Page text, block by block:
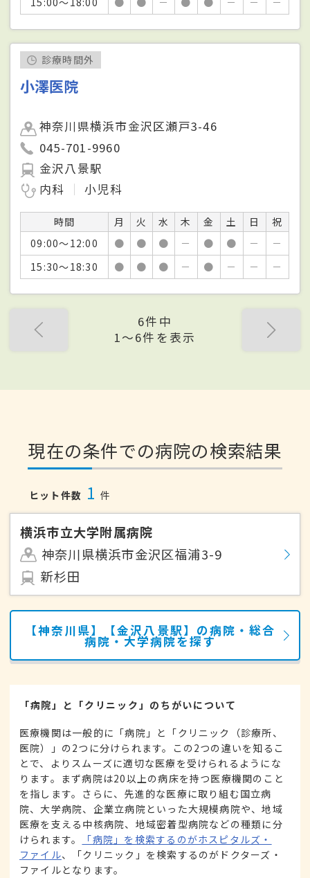
診療時間外
小澤医院
神奈川県横浜市金沢区瀬戸3-46
045-701-9960
金沢八景駅
内科
小児科
時間 月 火 水 木 金 土 日
祝
09:00～12:00
● ● ● － ● ● －
－
15:30～18:30
● ● ● － ● － － －
6件中
1〜6件を表示
現在の条件での病院の検索結果
ヒット件数 1 件
横浜市立大学附属病院
神奈川県横浜市金沢区福浦3-9
新杉田
【神奈川県】【金沢八景駅】の病院・総合
病院・大学病院を探す
「病院」と「クリニック」のちがいについて
医療機関は一般的に「病院」と「クリニック（診療所、
医院）」の2つに分けられます。この2つの違いを知るこ
とで、よりスムーズに適切な医療を受けられるようにな
ります。まず病院は20以上の病床を持つ医療機関のこと
を指します。さらに、先進的な医療に取り組む国立病
院、大学病院、企業立病院といった大規模病院や、地域
医療を支える中核病院、地域密着型病院などの種類に分
けられます。
「病院」を検索するのがホスピタルズ・
ファイル、「クリニック」を検索するのがドクターズ・
ファイルとなります。